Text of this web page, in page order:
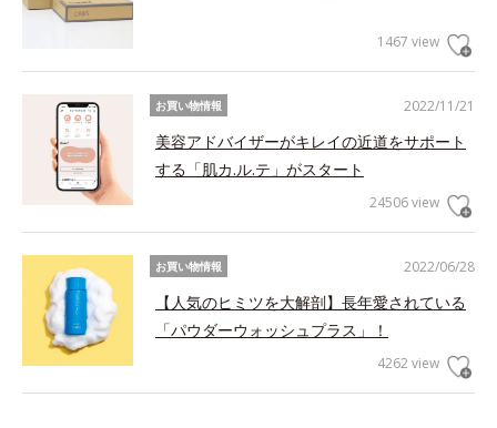
1467 view
2022/11/21
お買い物情報
美容アドバイザーがキレイの近道をサポート
する「肌カ.ル.テ」がスタート
24506 view
2022/06/28
お買い物情報
【人気のヒミツを大解剖】長年愛されている
「パウダーウォッシュプラス」！
4262 view